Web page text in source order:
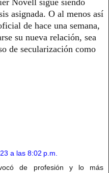
Novell sigue siendo
asignada. O al menos así
de hace una semana,
su nueva relación, sea
de secularización como
a las 8:02 p.m.
de profesión y lo más